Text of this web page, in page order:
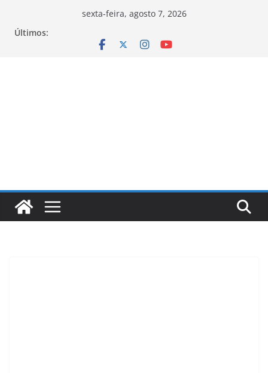
sexta-feira, agosto 7, 2026
Últimos: